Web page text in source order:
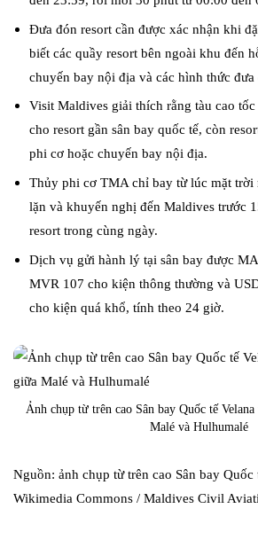
Đưa đón resort cần được xác nhận khi
biết các quầy resort bên ngoài khu đến
chuyến bay nội địa và các hình thức đưa
Visit Maldives giải thích rằng tàu cao
cho resort gần sân bay quốc tế, còn
phi cơ hoặc chuyến bay nội địa.
Thủy phi cơ TMA chỉ bay từ lúc mặt trời
lặn và khuyến nghị đến Maldives trước
resort trong cùng ngày.
Dịch vụ gửi hành lý tại sân bay được
MVR 107 cho kiện thông thường và
cho kiện quá khổ, tính theo 24 giờ.
Ảnh chụp từ trên cao Sân bay Quốc tế
Malé và Hulhumalé
Nguồn: ảnh chụp từ trên cao Sân bay Quốc
Wikimedia Commons / Maldives Civil